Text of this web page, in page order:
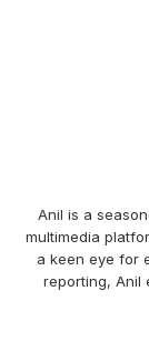
Anil is a
multimedia
a keen eye for
reporting, Anil